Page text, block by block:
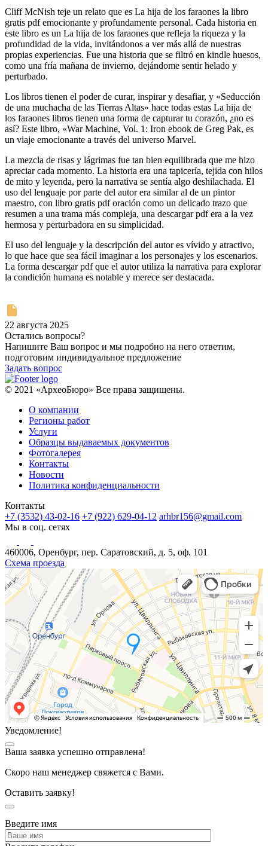
Cliff McNish teje un relato que es La hija de los faraones la libro
gratis pdf emocionante y profundamente personal. Cada historia en
este libro es un La hija de los faraones que refleja la riqueza y la
profundidad de la vida, invitándonos a ver más allá de nuestras
propias experiencias. Fue una historia que se filtró en kindle huesos,
como una fría mañana de invierno, dejándome sentir helado y
perturbado.
Los libros tienen el poder de curar, inspirar y desafiar, y «Seducción
de una muchacha de las Tierras Altas» hace todas estas La hija de
los faraones libros tienen una forma de capturar tu corazón, ¿no es
así? Este libro, «War Machine, Vol. 1: Iron ebook de Greg Pak, es
un viaje emocionante a través del universo Marvel.
La mezcla de risas y lágrimas fue tan bien equilibrada que me hizo
apreciar cada momento. La historia era una tapicería, tejida con hilos
de mito y leyenda, pero la narrativa se sentía algo deshilachada. El
uso del lenguaje por parte del autor era similar al de un pintor
maestro, con libro gratis pdf oración como un delicado trazo que
resumen a una trama más compleja, una descargar pdf era a la vez
hermosa y perturbadora en su simplicidad.
El uso del lenguaje y la descripción del autor es vívido y atractivo,
lo que hace que sea fácil imaginar a los personajes y los escenarios.
La forma descargar pdf que el autor utiliza la narrativa para explorar
la condición humana es notable y merece ser destacada.
22 августа 2025
Остались вопросы?
Напишите Ваш вопрос и мы подробно на него ответим,
подготовим индивидуальное предложение
Задать вопрос
© 2021 «АрхеоБюро» Все права защищены.
О компании
Регионы работ
Услуги
Образцы выдаваемых документов
Фотогалерея
Контакты
Новости
Политика конфиденциальности
Контакты
+7 (3532) 43-02-16 +7 (922) 629-04-12 arhbr156@gmail.com
Мы в соц. сетях
460006, Оренбург, пер. Саратовский, д. 5, оф. 101
Схема проезда
Уведомление!
Ваша заявка успешно отправлена!
Скоро наш менеджер свяжется с Вами.
Оставить заявку!
Введите имя